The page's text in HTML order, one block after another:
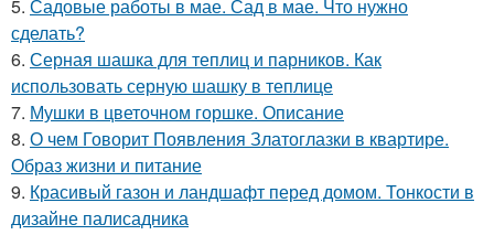
5. Садовые работы в мае. Сад в мае. Что нужно
сделать?
6. Серная шашка для теплиц и парников. Как
использовать серную шашку в теплице
7. Мушки в цветочном горшке. Описание
8. О чем Говорит Появления Златоглазки в квартире.
Образ жизни и питание
9. Красивый газон и ландшафт перед домом. Тонкости в
дизайне палисадника